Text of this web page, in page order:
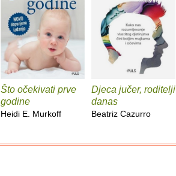
Što očekivati prve
godine
Heidi E. Murkoff
Djeca jučer, roditelji
danas
Beatriz Cazurro